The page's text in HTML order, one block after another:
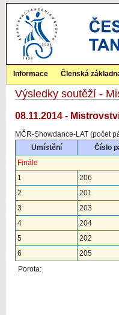
Informace Členská
Výsledky soutěží -
08.11.2014 -
MČR-Showdance-LAT (počet
Umístění
Číslo
Finále
1
206
2
201
3
203
4
204
5
202
6
205
Porota: